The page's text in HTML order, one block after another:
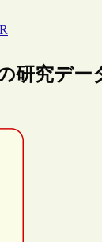
研究デー